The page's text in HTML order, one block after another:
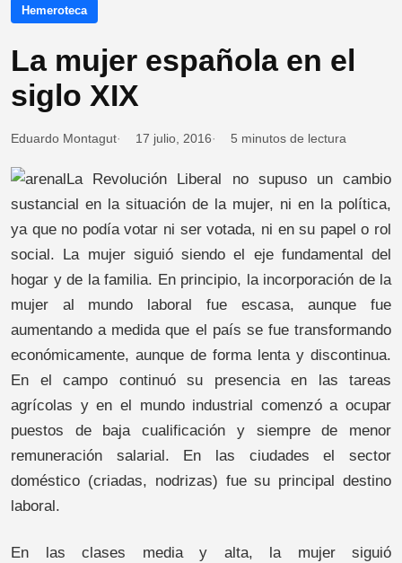
Hemeroteca
La mujer española en el
siglo XIX
Eduardo Montagut 17 julio, 2016 5 minutos de lectura
La Revolución Liberal no supuso un cambio
sustancial en la situación de la mujer, ni en la política,
ya que no podía votar ni ser votada, ni en su papel o rol
social. La mujer siguió siendo el eje fundamental del
hogar y de la familia. En principio, la incorporación de la
mujer al mundo laboral fue escasa, aunque fue
aumentando a medida que el país se fue transformando
económicamente, aunque de forma lenta y discontinua.
En el campo continuó su presencia en las tareas
agrícolas y en el mundo industrial comenzó a ocupar
puestos de baja cualificación y siempre de menor
remuneración salarial. En las ciudades el sector
doméstico (criadas, nodrizas) fue su principal destino
laboral.
En las clases media y alta, la mujer siguió